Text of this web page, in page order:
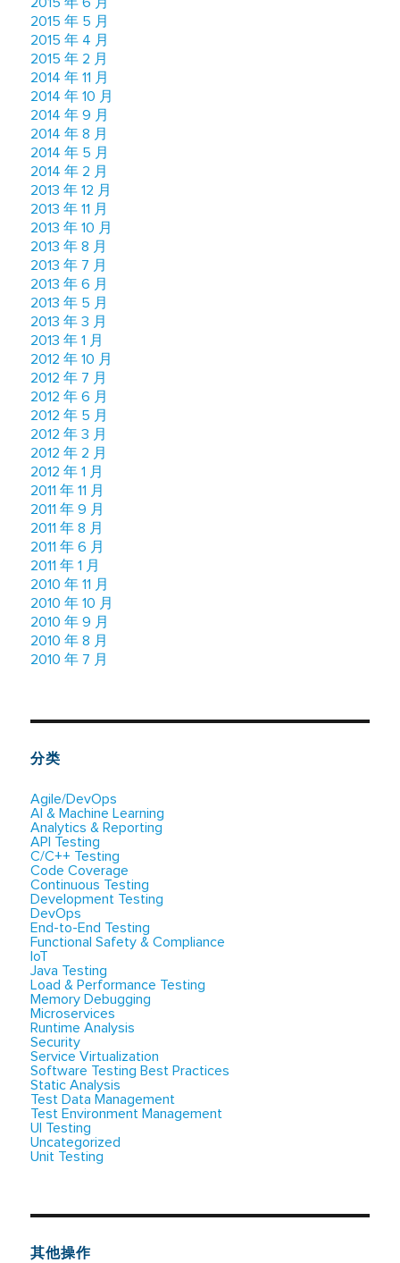
2015 年 5 月
2015 年 4 月
2015 年 2 月
2014 年 11 月
2014 年 10 月
2014 年 9 月
2014 年 8 月
2014 年 5 月
2014 年 2 月
2013 年 12 月
2013 年 11 月
2013 年 10 月
2013 年 8 月
2013 年 7 月
2013 年 6 月
2013 年 5 月
2013 年 3 月
2013 年 1 月
2012 年 10 月
2012 年 7 月
2012 年 6 月
2012 年 5 月
2012 年 3 月
2012 年 2 月
2012 年 1 月
2011 年 11 月
2011 年 9 月
2011 年 8 月
2011 年 6 月
2011 年 1 月
2010 年 11 月
2010 年 10 月
2010 年 9 月
2010 年 8 月
2010 年 7 月
分类
Agile/DevOps
AI & Machine Learning
Analytics & Reporting
API Testing
C/C++ Testing
Code Coverage
Continuous Testing
Development Testing
DevOps
End-to-End Testing
Functional Safety & Compliance
IoT
Java Testing
Load & Performance Testing
Memory Debugging
Microservices
Runtime Analysis
Security
Service Virtualization
Software Testing Best Practices
Static Analysis
Test Data Management
Test Environment Management
UI Testing
Uncategorized
Unit Testing
其他操作